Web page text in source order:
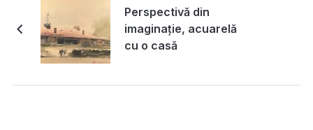
Perspectivă din
imaginație, acuarelă
cu o casă